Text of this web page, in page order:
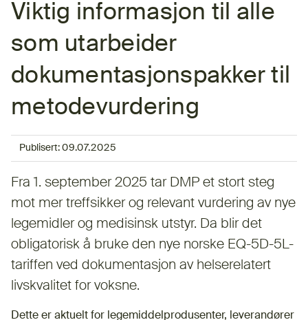
Viktig informasjon til alle
som utarbeider
dokumentasjonspakker til
metodevurdering
Publisert: 09.07.2025
Fra 1. september 2025 tar DMP et stort steg
mot mer treffsikker og relevant vurdering av nye
legemidler og medisinsk utstyr. Da blir det
obligatorisk å bruke den nye norske EQ-5D-5L-
tariffen ved dokumentasjon av helserelatert
livskvalitet for voksne.
Dette er aktuelt for legemiddelprodusenter, leverandører